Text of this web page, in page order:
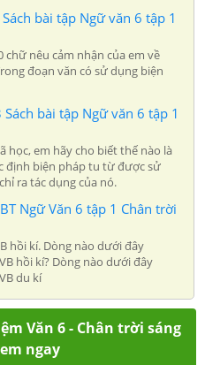
bài tập Ngữ văn 6 tập 1
chữ nêu cảm nhận của em về
đoạn văn có sử dụng biện
bài tập Ngữ văn 6 tập 1
học, em hãy cho biết thế nào là
định biện pháp tu từ được sử
ra tác dụng của nó.
Ngữ Văn 6 tập 1 Chân trời
hồi kí. Dòng nào dưới đây
hồi kí? Dòng nào dưới đây
du kí
Văn 6 - Chân trời sáng
ngay